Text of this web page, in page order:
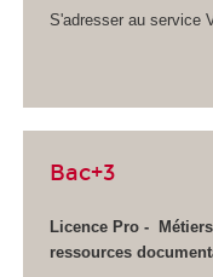
S'adresser au service
Bac+3
Licence Pro -
ressources